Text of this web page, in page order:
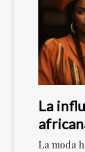
La
La moda